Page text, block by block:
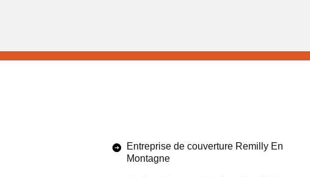
Entreprise de couverture Remilly En
Montagne